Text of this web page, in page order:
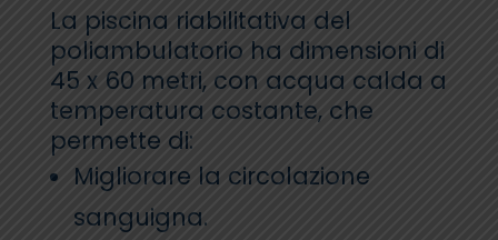
La piscina riabilitativa del
poliambulatorio ha dimensioni di
45 x 60 metri, con acqua calda a
temperatura costante, che
permette di:
Migliorare la circolazione
sanguigna.